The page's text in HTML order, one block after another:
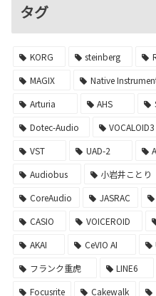
タグ
KORG steinberg
MAGIX
Native
Arturia
AHS
Dotec-Audio
VOCALOID3
VST
UAD-2
Audiobus
小岩井ことり
CoreAudio
JASRAC
CASIO
VOICEROID
AKAI
CeVIO AI
フランク重虎
LINE6
Focusrite
Cakewalk